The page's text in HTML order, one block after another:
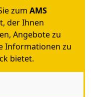
zum AMS
der Ihnen
Angebote zu
Informationen zu
bietet.